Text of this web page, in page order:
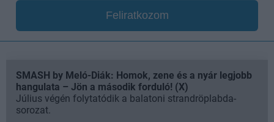
Feliratkozom
SMASH by Meló-Diák: Homok, zene és a nyár legjobb
hangulata – Jön a második forduló! (X)
Július végén folytatódik a balatoni strandröplabda-
sorozat.